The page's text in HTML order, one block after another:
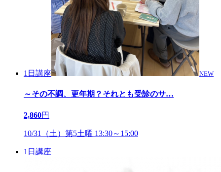
1日講座 NEW
～その不調、更年期？それとも受診のサ…
2,860円
10/31（土）第5土曜 13:30～15:00
1日講座